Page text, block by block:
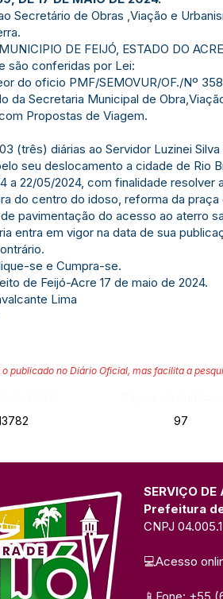
Secretário de Obras ,Viação e
DE FEIJÓ, ESTADO DO
são conferidas por Lei:
do oficio PMF/SEMOVUR/OF./Nº
da Secretaria Municipal de
Propostas de Viagem.
(três) diárias ao Servidor Luzinei Silva
seu deslocamento a cidade de Rio
a 22/05/2024, com finalidade resolver
do centro do idoso, reforma da
pavimentação do acesso ao aterro
entra em vigor na data de sua
se e Cumpra-se.
de Feijó-Acre 17 de maio de 2024.
Lima
publicado no Diário Oficial, mas facilita a
97
SERVIÇO DE
Prefeitura
CNPJ
💻Acesso